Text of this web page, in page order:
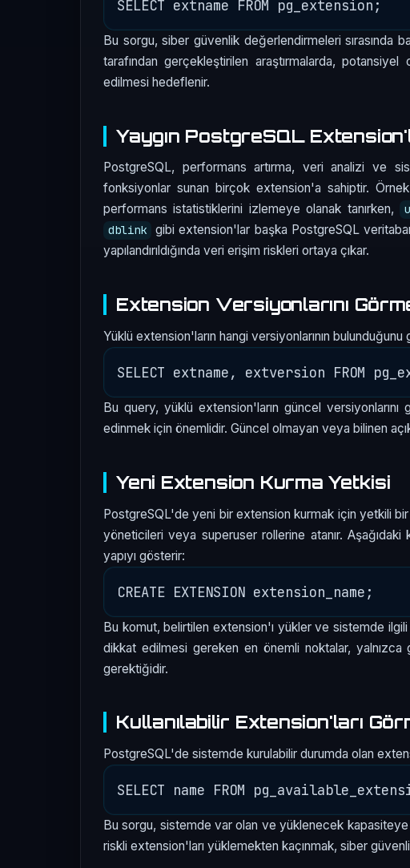
Bu sorgu, siber güvenlik değerlendirmeleri sırasında
tarafından gerçekleştirilen araştırmalarda,
edilmesi hedeflenir.
Yaygın PostgreSQL
PostgreSQL, performans artırma, veri analizi ve
fonksiyonlar sunan birçok extension'a sahiptir.
performans istatistiklerini izlemeye olanak tanırken,
dblink
gibi extension'lar başka PostgreSQL
yapılandırıldığında veri erişim riskleri ortaya çıkar.
Extension Versiyonlarını
Yüklü extension'ların hangi versiyonlarının
Bu query, yüklü extension'ların güncel versiyonlarını
edinmek için önemlidir. Güncel olmayan veya bilinen
Yeni Extension Kurma Yetkisi
PostgreSQL'de yeni bir extension kurmak için yetkili
yöneticileri veya superuser rollerine atanır.
yapıyı gösterir:
Bu komut, belirtilen extension'ı yükler ve sistemde
dikkat edilmesi gereken en önemli noktalar, yalnızca
gerektiğidir.
Kullanılabilir Extension'ları
PostgreSQL'de sistemde kurulabilir durumda olan
Bu sorgu, sistemde var olan ve yüklenecek
riskli extension'ları yüklemekten kaçınmak, siber